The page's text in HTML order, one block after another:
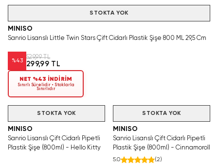
STOKTA YOK
MINISO
Sanrio Lisanslı Little Twin Stars Çift Cidarlı Plastik Şişe 800 ML 29,5 Cm
%43
529,99 TL
299,99 TL
NET %43 İNDİRİM
Sınırlı Sürelidir • Stoklarla
Sınırlıdır
STOKTA YOK
MINISO
Sanrio Lisanslı Çift Cidarlı Pipetli
Plastik Şişe (800ml) - Hello Kitty
STOKTA YOK
MINISO
Sanrio Lisanslı Çift Cidarlı Pipetli
Plastik Şişe (800ml) - Cinnamoroll
5.0 (2)